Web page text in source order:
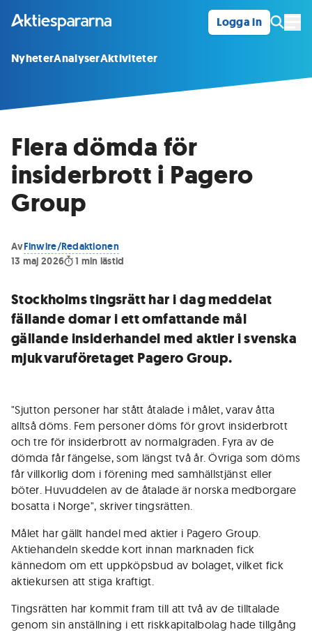
Logga in
NyheterAnalyserAktiviteter
Flera dömda för
insiderbrott i Pagero
Group
AvFinwire/Redaktionen
13 maj 2026
1 min lästid
Stockholms tingsrätt har i dag meddelat
fällande domar i ett omfattande mål
gällande insiderhandel med aktier i svenska
mjukvaruföretaget Pagero Group.
"Sjutton personer har stått åtalade i målet, varav åtta
alltså döms. Fem personer döms för grovt insiderbrott
och tre för insiderbrott av normalgraden. Fyra av de
dömda får fängelse, som längst två år. Övriga som döms
får villkorlig dom i förening med samhällstjänst eller
böter. Huvuddelen av de åtalade är norska medborgare
bosatta i Norge", skriver tingsrätten.
Målet har gällt handel med aktier i Pagero Group.
Aktiehandeln skedde kort innan marknaden fick
kännedom om ett uppköpsbud av bolaget, vilket fick
aktiekursen att stiga kraftigt.
Tingsrätten har kommit fram till att två av de tilltalade
genom sin anställning i ett riskkapitalbolag hade tillgång